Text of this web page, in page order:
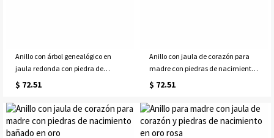
Anillo con árbol genealógico en
jaula redonda con piedra de
nacimiento en oro rosa
$ 72.51
Anillo con jaula de corazón para
madre con piedras de nacimiento
bañado en platino
$ 72.51